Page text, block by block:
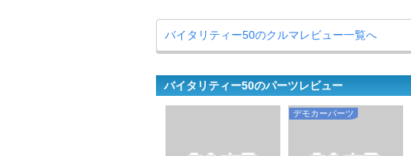
バイタリティー50のクルマレビュー一覧へ
バイタリティー50のパーツレビュー
デモカーパーツ